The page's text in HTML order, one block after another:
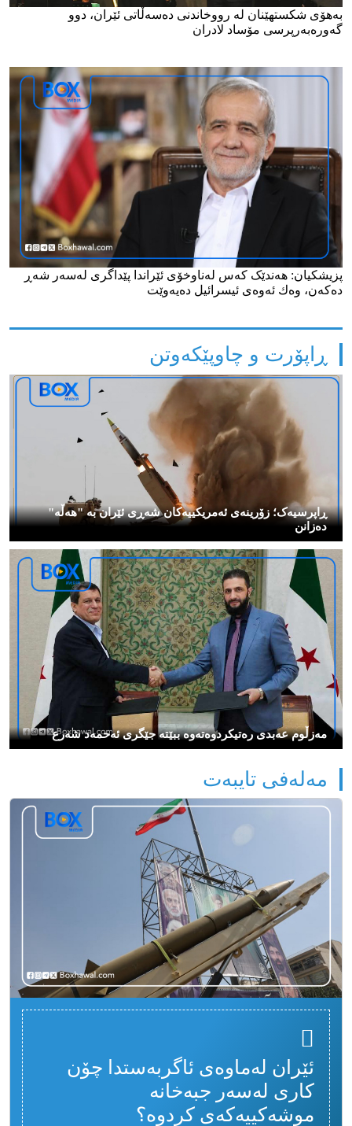
بەهۆی شکستهێنان لە رووخاندنی دەسەڵاتی ئێران، دوو
گەورەبەرپرسی مۆساد لادران
پزیشكیان: هەندێک کەس له‌ناوخۆی ئێراندا پێداگری لەسەر شەڕ
دەكەن، وه‌ك ئه‌وه‌ی ئیسرائیل ده‌یه‌وێت
ڕاپۆرت و چاوپێکەوتن
ڕاپرسیەک؛ زۆرینەی ئەمریکییەکان شەڕی ئێران بە "هەڵە"
دەزانن
مەزڵوم عەبدی رەتیكردوەتەوە ببێتە جێگری ئەحمەد شەرع
مەلەفی تایبەت
ئێران لەماوەی ئاگربەستدا چۆن
کاری لەسەر جبەخانە
موشەکییەکەی کردوە؟